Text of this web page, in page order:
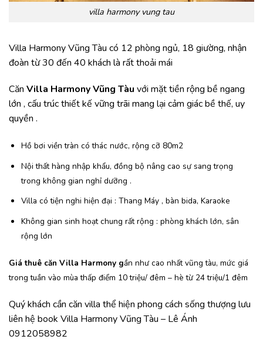
villa harmony vung tau
Villa Harmony Vũng Tàu có 12 phòng ngủ, 18 giường, nhận
đoàn từ 30 đến 40 khách là rất thoải mái
Căn Villa Harmony Vũng Tàu với mặt tiền rộng bề ngang
lớn , cấu trúc thiết kế vững trãi mang lại cảm giác bề thế, uy
quyền .
Hồ bơi viền tràn có thác nước, rộng cỡ 80m2
Nội thất hàng nhập khẩu, đồng bộ nâng cao sự sang trọng
trong không gian nghỉ dưỡng .
Villa có tiện nghi hiện đại : Thang Máy , bàn bida, Karaoke
Không gian sinh hoạt chung rất rộng : phòng khách lớn, sân
rộng lớn
Giá thuê căn Villa Harmony gần như cao nhất vũng tàu, mức giá
trong tuần vào mùa thấp điểm 10 triệu/ đêm – hè từ 24 triệu/1 đêm
Quý khách cần căn villa thể hiện phong cách sống thượng lưu
liên hệ book Villa Harmony Vũng Tàu – Lê Ánh
0912058982